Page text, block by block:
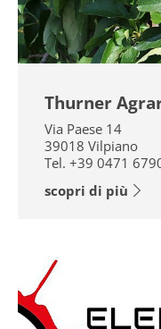
Thurner
Via Paese 14
39018 Vilpiano
Tel. +39 0471
scopri di più